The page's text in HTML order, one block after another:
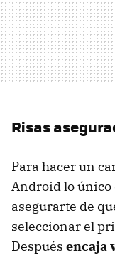
Risas
Para hacer un
Android lo único
asegurarte de
seleccionar el
Después encaja